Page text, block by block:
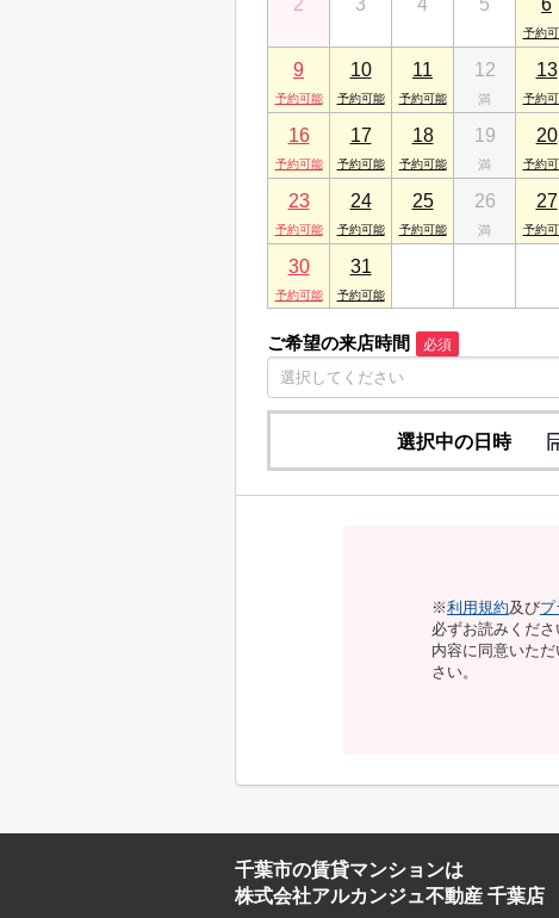
2 3 4 5 6
9 10 11 12 13
16 17 18 19 20
23 24 25 26 27
30 31
ご希望の来店時間 必須
選択中の日時
※利用規約及び
必ずお読みくださ
内容に同意いた
さい。
千葉市の賃貸マンションは
株式会社アルカンジュ不動産 千葉店